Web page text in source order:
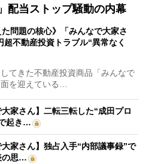
配当ストップ騒動の内幕
た問題の核心》「みんなで大家さ
超不動産投資トラブル“異常なく
てきた不動産投資商品「みんなで
を迎えている…
家さん】二転三転した“成田プロ
起き…
大家さん】独占入手“内部議事録”で
の思…